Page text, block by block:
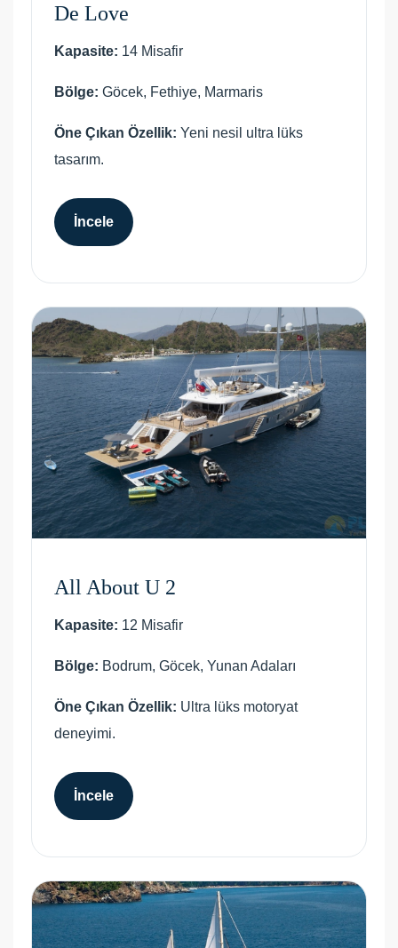
De Love
Kapasite: 14 Misafir
Bölge: Göcek, Fethiye, Marmaris
Öne Çıkan Özellik: Yeni nesil ultra lüks
tasarım.
İncele
All About U 2
Kapasite: 12 Misafir
Bölge: Bodrum, Göcek, Yunan Adaları
Öne Çıkan Özellik: Ultra lüks motoryat
deneyimi.
İncele